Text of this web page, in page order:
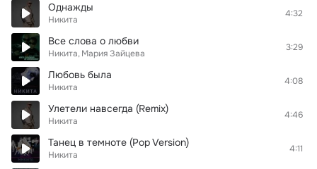
Однажды
Никита
4:32
Все слова о любви
Никита Мария Зайцева
3:29
Любовь была
Никита
4:08
Улетели навсегда (Remix)
Никита
4:46
Танец в темноте (Pop Version)
Никита
4:11